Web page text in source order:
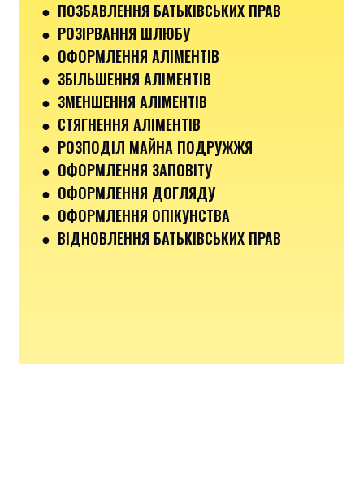
● ПОЗБАВЛЕННЯ БАТЬКІВСЬКИХ ПРАВ
● РОЗІРВАННЯ ШЛЮБУ
● ОФОРМЛЕННЯ АЛІМЕНТІВ
● ЗБІЛЬШЕННЯ АЛІМЕНТІВ
● ЗМЕНШЕННЯ АЛІМЕНТІВ
● СТЯГНЕННЯ АЛІМЕНТІВ
● РОЗПОДІЛ МАЙНА ПОДРУЖЖЯ
● ОФОРМЛЕННЯ ЗАПОВІТУ
● ОФОРМЛЕННЯ ДОГЛЯДУ
● ОФОРМЛЕННЯ ОПІКУНСТВА
● ВІДНОВЛЕННЯ БАТЬКІВСЬКИХ ПРАВ